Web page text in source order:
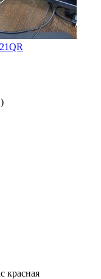
красная